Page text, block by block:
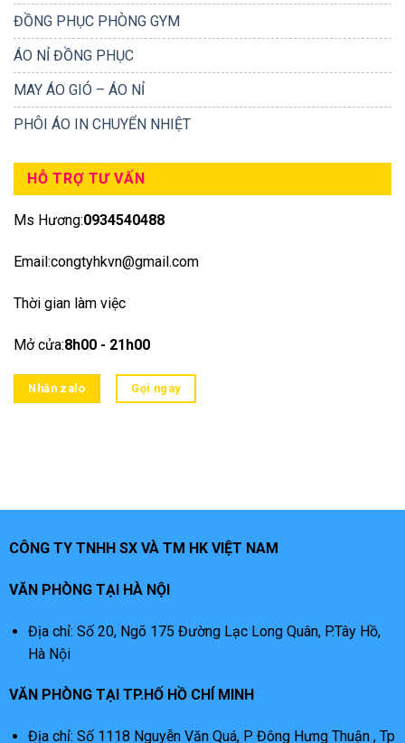
ĐỒNG PHỤC PHÒNG GYM
ÁO NỈ ĐỒNG PHỤC
MAY ÁO GIÓ – ÁO NỈ
PHÔI ÁO IN CHUYỂN NHIỆT
HỖ TRỢ TƯ VẤN
Ms Hương:0934540488
Email:congtyhkvn@gmail.com
Thời gian làm việc
Mở cửa:8h00 - 21h00
Nhắn zalo Gọi ngay
CÔNG TY TNHH SX VÀ TM HK VIỆT NAM
VĂN PHÒNG TẠI HÀ NỘI
Địa chỉ: Số 20, Ngõ 175 Đường Lạc Long Quân, P.Tây Hồ,
Hà Nội
VĂN PHÒNG TẠI TP.HỐ HỒ CHÍ MINH
Địa chỉ: Số 1118 Nguyễn Văn Quá, P Đông Hưng Thuận , Tp